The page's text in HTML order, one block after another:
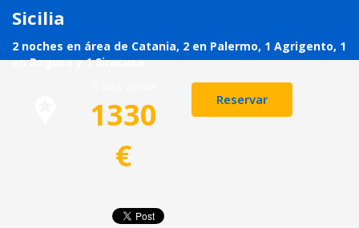
Sicilia
2 noches en área de Catania, 2 en Palermo, 1 Agrigento, 1
en Ragusa y 1 Siracusa
1330
€
Reservar